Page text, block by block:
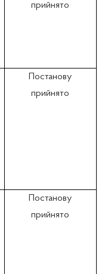
прийнято
Постанову
прийнято
Постанову
прийнято